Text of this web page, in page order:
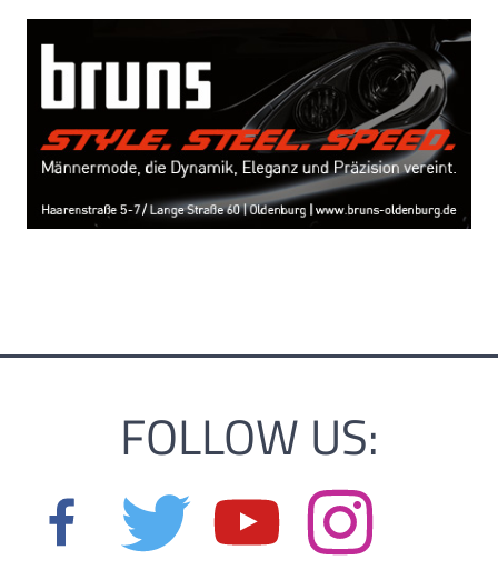
FOLLOW US: